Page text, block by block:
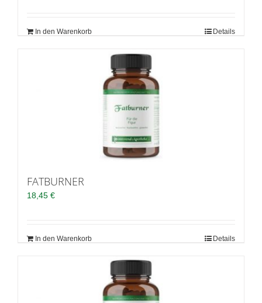
In den Warenkorb Details
FATBURNER
18,45 €
In den Warenkorb Details